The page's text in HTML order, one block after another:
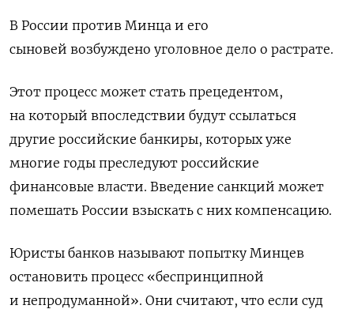
В России против Минца и его
сыновей возбуждено уголовное дело о растрате.
Этот процесс может стать прецедентом,
на который впоследствии будут ссылаться
другие российские банкиры, которых уже
многие годы преследуют российские
финансовые власти. Введение санкций может
помешать России взыскать с них компенсацию.
Юристы банков называют попытку Минцев
остановить процесс «беспринципной
и непродуманной». Они считают, что если суд